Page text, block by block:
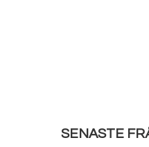
SENASTE